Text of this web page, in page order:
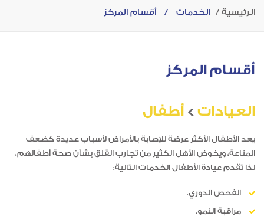
الرئيسية الخدمات / أقسام المركز
أقسام المركز
العيادات > أطفال
يعد الأطفال الأكثر عرضة للإصابة بالأمراض لأسباب عديدة كضعف
المناعة، ويخوض الأهل الكثير من تجارب القلق بشأن صحة أطفالهم،
لذا تقدم عيادة الأطفال الخدمات التالية:
الفحص الدوري.
مراقبة النمو.